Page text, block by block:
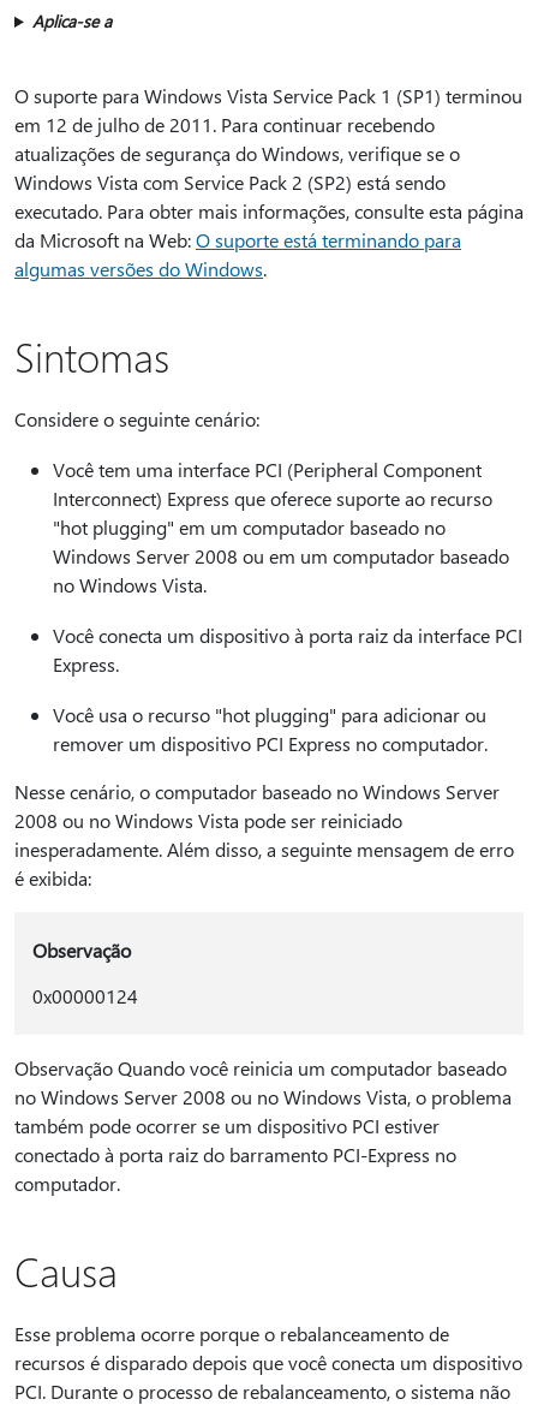
Aplica-se a
O suporte para Windows Vista Service Pack 1 (SP1) terminou
em 12 de julho de 2011. Para continuar recebendo
atualizações de segurança do Windows, verifique se o
Windows Vista com Service Pack 2 (SP2) está sendo
executado. Para obter mais informações, consulte esta página
da Microsoft na Web:O suporte está terminando para
algumas versões do Windows.
Sintomas
Considere o seguinte cenário:
Você tem uma interface PCI (Peripheral Component
Interconnect) Express que oferece suporte ao recurso
"hot plugging" em um computador baseado no
Windows Server 2008 ou em um computador baseado
no Windows Vista.
Você conecta um dispositivo à porta raiz da interface PCI
Express.
Você usa o recurso "hot plugging" para adicionar ou
remover um dispositivo PCI Express no computador.
Nesse cenário, o computador baseado no Windows Server
2008 ou no Windows Vista pode ser reiniciado
inesperadamente. Além disso, a seguinte mensagem de erro
é exibida:
Observação
0x00000124
Observação Quando você reinicia um computador baseado
no Windows Server 2008 ou no Windows Vista, o problema
também pode ocorrer se um dispositivo PCI estiver
conectado à porta raiz do barramento PCI-Express no
computador.
Causa
Esse problema ocorre porque o rebalanceamento de
recursos é disparado depois que você conecta um dispositivo
PCI. Durante o processo de rebalanceamento, o sistema não